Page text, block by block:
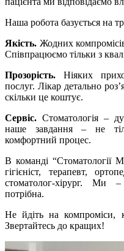
Наша робота базується на
Якість. Жодних
Співпрацюємо тільки з
Прозорість. Ніяких
послуг. Лікар детально
скільки це коштує.
Сервіс. Стоматологія –
наше завдання – не
комфортний процес.
В команді “Стоматології
гігієніст, терапевт,
стоматолог-хірург. Ми –
потрібна.
Не йдіть на компроміси,
Звертайтесь до кращих!